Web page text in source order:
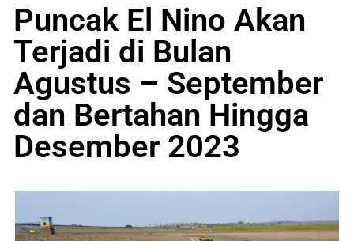
Puncak El Nino Akan
Terjadi di Bulan
Agustus – September
dan Bertahan Hingga
Desember 2023